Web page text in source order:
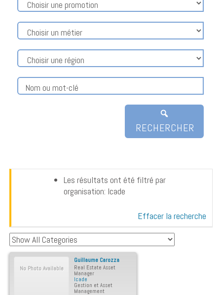
RECHERCHER
Les résultats ont été filtré par
organisation: Icade
Effacer la recherche
No Photo Available
Guillaume Carozza
Real Estate Asset
Manager
Icade
Gestion et Asset
Management